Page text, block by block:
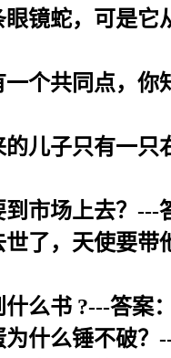
眼镜蛇，可是
一个共同点，
的儿子只有一
到市场上去？---
世了，天使要
么书 ?---答案
为什么锤不破